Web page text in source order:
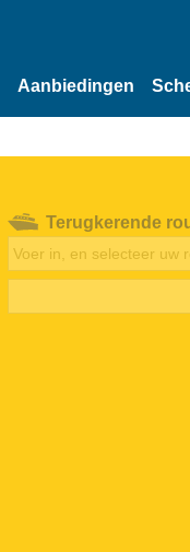
Aanbiedingen
Terugkerende